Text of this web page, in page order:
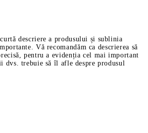
descriere a produsului și sublinia
Vă recomandăm ca descrierea să
pentru a evidenția cel mai important
dvs. trebuie să îl afle despre produsul